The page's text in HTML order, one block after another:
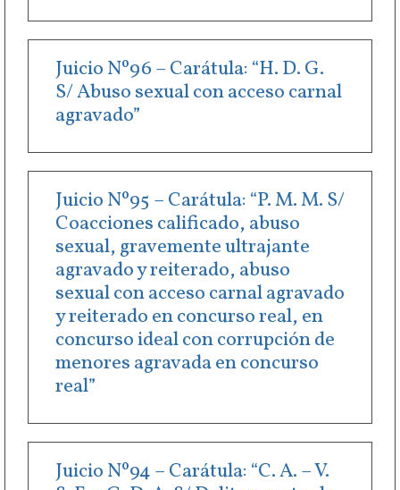
Juicio Nº96 – Carátula: “H. D. G.
S/ Abuso sexual con acceso carnal
agravado”
Juicio Nº95 – Carátula: “P. M. M. S/
Coacciones calificado, abuso
sexual, gravemente ultrajante
agravado y reiterado, abuso
sexual con acceso carnal agravado
y reiterado en concurso real, en
concurso ideal con corrupción de
menores agravada en concurso
real”
Juicio Nº94 – Carátula: “C. A. – V.